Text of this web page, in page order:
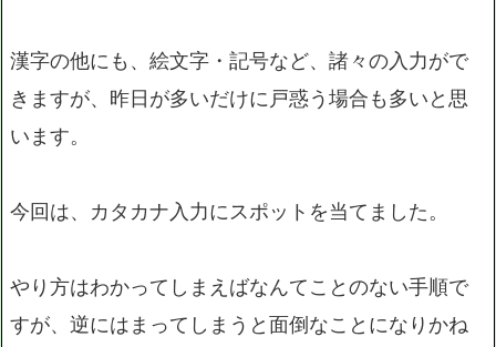
漢字の他にも、絵文字・記号など、諸々の入力がで
きますが、昨日が多いだけに戸惑う場合も多いと思
います。
今回は、カタカナ入力にスポットを当てました。
やり方はわかってしまえばなんてことのない手順で
すが、逆にはまってしまうと面倒なことになりかね